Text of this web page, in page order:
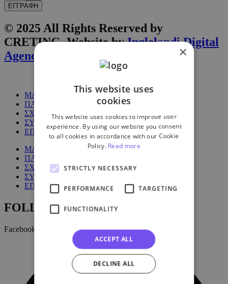
ΕΓΓΡΑΦΗ
© 2025 All Rights Reserved by
CRETING. Website byInglelandi Digital
Agency
ΜΑΘΗΜΑΤΑ
ΠΑΚΕΤΑ
ΣΧΕΤΙΚΑ ΜΕ ΕΜΑΣ
ΣΥΧΝΕΣ ΕΡΩΤΗΣΕΙΣ
ΕΠΙΚΟΙΝΩΝΙΑ
ΜΑΘΗΜΑΤΑ
ΠΑΚΕΤΑ
ΣΧΕΤΙΚΑ ΜΕ ΕΜΑΣ
ΣΥΧΝΕΣ ΕΡΩΤΗΣΕΙΣ
ΕΠΙΚΟΙΝΩΝΙΑ
FOLLOW US:
Facebook
×
This website uses
cookies
This website uses cookies to improve user
experience. By using our website you consent
to all cookies in accordance with our Cookie
Policy. Read more
STRICTLY NECESSARY
PERFORMANCE TARGETING
FUNCTIONALITY
ACCEPT ALL
DECLINE ALL